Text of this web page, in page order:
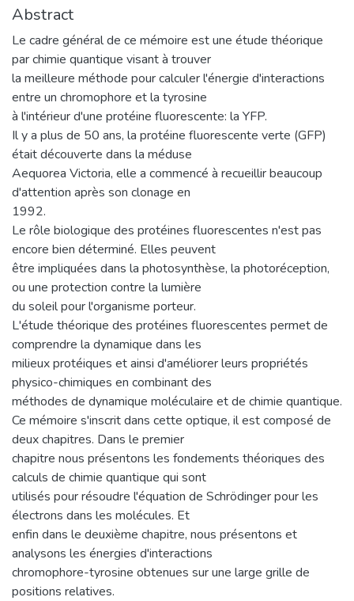
Abstract
Le cadre général de ce mémoire est une étude théorique
par chimie quantique visant à trouver
la meilleure méthode pour calculer l'énergie d'interactions
entre un chromophore et la tyrosine
à l'intérieur d'une protéine fluorescente: la YFP.
Il y a plus de 50 ans, la protéine fluorescente verte (GFP)
était découverte dans la méduse
Aequorea Victoria, elle a commencé à recueillir beaucoup
d'attention après son clonage en
1992.
Le rôle biologique des protéines fluorescentes n'est pas
encore bien déterminé. Elles peuvent
être impliquées dans la photosynthèse, la photoréception,
ou une protection contre la lumière
du soleil pour l'organisme porteur.
L'étude théorique des protéines fluorescentes permet de
comprendre la dynamique dans les
milieux protéiques et ainsi d'améliorer leurs propriétés
physico-chimiques en combinant des
méthodes de dynamique moléculaire et de chimie quantique.
Ce mémoire s'inscrit dans cette optique, il est composé de
deux chapitres. Dans le premier
chapitre nous présentons les fondements théoriques des
calculs de chimie quantique qui sont
utilisés pour résoudre l'équation de Schrödinger pour les
électrons dans les molécules. Et
enfin dans le deuxième chapitre, nous présentons et
analysons les énergies d'interactions
chromophore-tyrosine obtenues sur une large grille de
positions relatives.